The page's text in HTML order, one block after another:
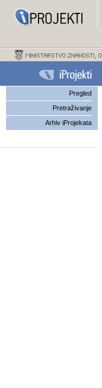
Pregled
Pretraživanje
Arhiv iProjekata